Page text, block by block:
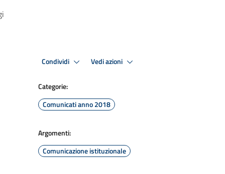
Condividi Vedi azioni
Categorie:
Comunicati anno 2018
Argomenti:
Comunicazione istituzionale